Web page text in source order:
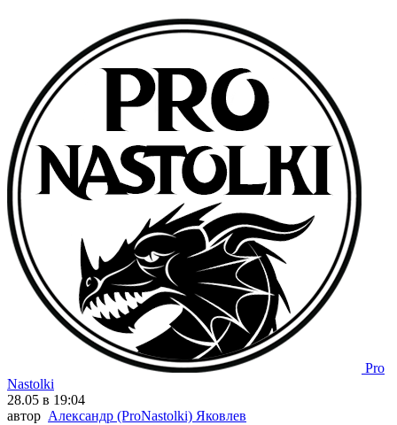
Pro
Nastolki
28.05 в 19:04
автор Александр (ProNastolki) Яковлев